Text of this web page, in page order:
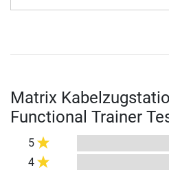
Matrix
Functional Trainer
5
4